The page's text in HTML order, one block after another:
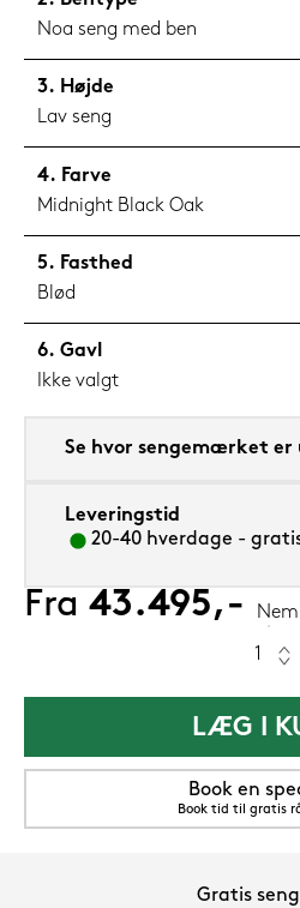
Noa seng med ben
Højde
Lav seng
Farve
Midnight Black Oak
Fasthed
Blød
Gavl
Ikke valgt
Se hvor sengemærket er
Leveringstid
20-40 hverdage -
Fra 43.495,-
LÆG I
Book en
Book tid til gratis
Gratis